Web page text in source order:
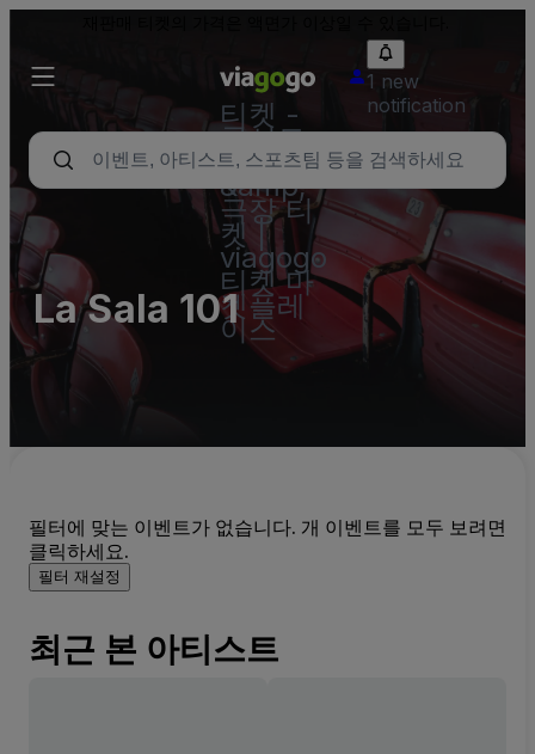
티켓 -
콘서트,
스포츠
&amp;
극장 티
켓 |
viagogo
티켓 마
켓플레
이스
1 new
notification
La Sala 101
필터에 맞는 이벤트가 없습니다. 개 이벤트를 모두 보려면
클릭하세요.
필터 재설정
최근 본 아티스트